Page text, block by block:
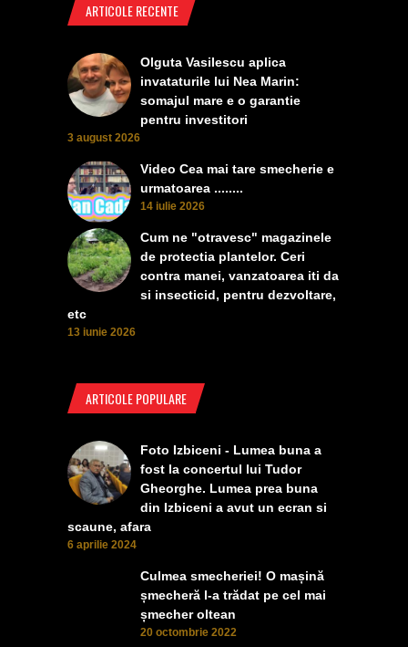
ARTICOLE RECENTE
Olguta Vasilescu aplica
invataturile lui Nea Marin:
somajul mare e o garantie
pentru investitori
3 august 2026
Video Cea mai tare smecherie e
urmatoarea ........
14 iulie 2026
Cum ne "otravesc" magazinele
de protectia plantelor. Ceri
contra manei, vanzatoarea iti da
si insecticid, pentru dezvoltare,
etc
13 iunie 2026
ARTICOLE POPULARE
Foto Izbiceni - Lumea buna a
fost la concertul lui Tudor
Gheorghe. Lumea prea buna
din Izbiceni a avut un ecran si
scaune, afara
6 aprilie 2024
Culmea smecheriei! O mașină
șmecheră l-a trădat pe cel mai
șmecher oltean
20 octombrie 2022